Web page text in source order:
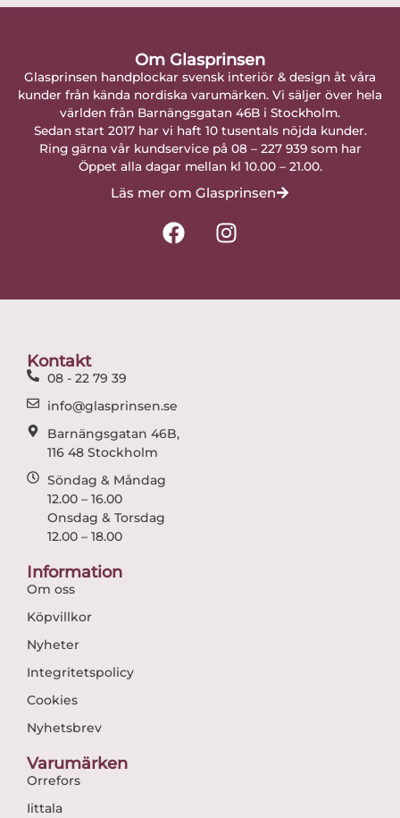
Om Glasprinsen
Glasprinsen handplockar svensk interiör & design åt våra
kunder från kända nordiska varumärken. Vi säljer över hela
världen från Barnängsgatan 46B i Stockholm.
Sedan start 2017 har vi haft 10 tusentals nöjda kunder.
Ring gärna vår kundservice på 08 – 227 939 som har
Öppet alla dagar mellan kl 10.00 – 21.00.
Läs mer om Glasprinsen
F
a
I
n
Kontakt
08 - 22 79 39
info@glasprinsen.se
Barnängsgatan 46B,
116 48 Stockholm
Söndag & Måndag
12.00 – 16.00
Onsdag & Torsdag
12.00 – 18.00
Information
Om oss
Köpvillkor
Nyheter
Integritetspolicy
Cookies
Nyhetsbrev
Varumärken
Orrefors
Iittala